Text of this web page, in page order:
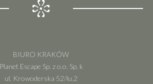
BIURO KRAKÓW
Planet Escape Sp. z o.o. Sp. k
ul. Krowoderska 52/lu.2